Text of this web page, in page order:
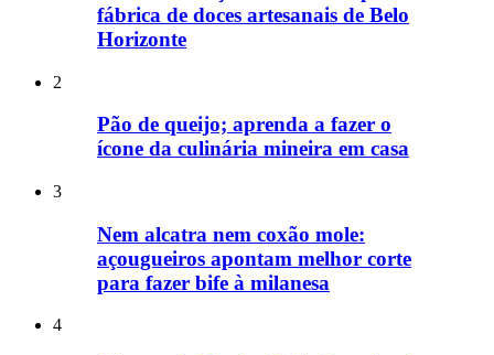
fábrica de doces artesanais de Belo
Horizonte
2
Pão de queijo; aprenda a fazer o
ícone da culinária mineira em casa
3
Nem alcatra nem coxão mole:
açougueiros apontam melhor corte
para fazer bife à milanesa
4